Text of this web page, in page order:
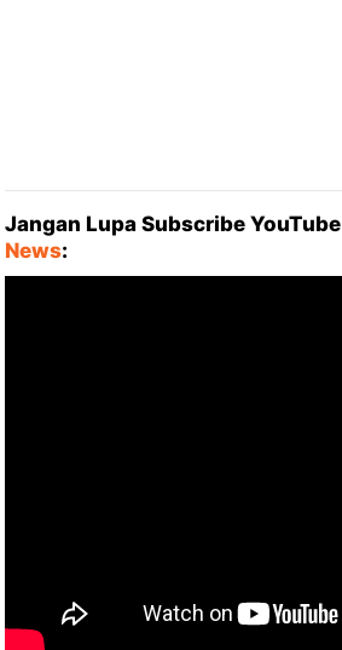
Jangan Lupa Subscribe YouTube
News: